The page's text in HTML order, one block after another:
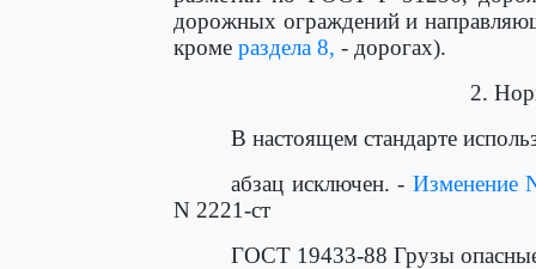
дорожных ограждений и
кроме раздела 8, - дорогах).
2.
В настоящем стандарте
абзац исключен. - Изменение
N 2221-ст
ГОСТ 19433-88 Грузы